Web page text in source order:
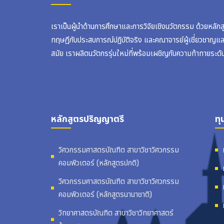
เราเป็นผู้นำด้านการศึกษาและการวิจัยเชิงนวัตกรรม ด้วยหลั
ทฤษฎีกับประสบการณ์ปฏิบัติจริง และคณาจารย์ผู้เชี่ยวชาญแล
สมัย เราผลิตนวัตกรรุ่นใหม่ที่พร้อมเผชิญกับความท้าทายระดับ
หลักสูตรปริญญาตรี
วิศวกรรมศาสตรบัณฑิต สาขาวิชาวิศวกรรม
คอมพิวเตอร์ (หลักสูตรปกติ)
วิศวกรรมศาสตรบัณฑิต สาขาวิชาวิศวกรรม
คอมพิวเตอร์ (หลักสูตรนานาชาติ)
วิทยาศาสตรบัณฑิต สาขาวิชาวิทยาศาสตร์
ทุ